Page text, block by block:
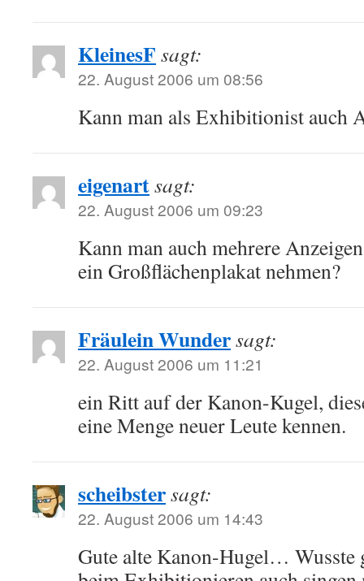
KleinesF sagt:
22. August 2006 um 08:56
Kann man als Exhibitionist auch
eigenartsagt:
22. August 2006 um 09:23
Kann man auch mehrere
ein Großflächenplakat nehmen?
Fräulein Wundersagt:
22. August 2006 um 11:21
ein Ritt auf der Kanon-Kugel,
eine Menge neuer Leute kennen.
scheibstersagt:
22. August 2006 um 14:43
Gute alte Kanon-Hugel… Wusste